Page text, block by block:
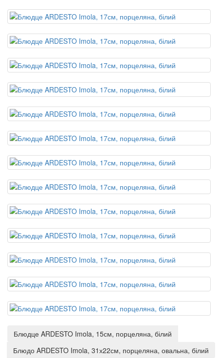
Блюдце ARDESTO Imola, 15см, порцеляна, білий
Блюдо ARDESTO Imola, 31х22см, порцеляна, овальна, білий